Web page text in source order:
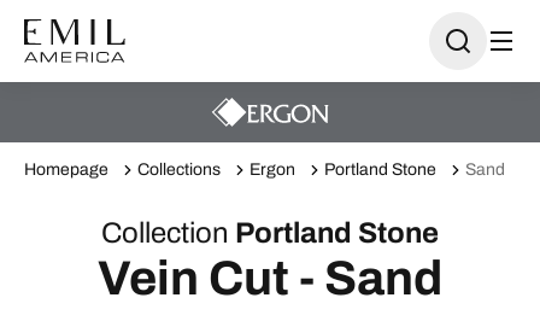
Homepage Collections Ergon Portland Stone Sand
Collection Portland Stone
Vein Cut - Sand